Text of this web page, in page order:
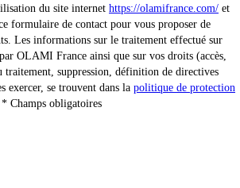
du site internet https://olamifrance.com/ et
formulaire de contact pour vous proposer de
Les informations sur le traitement effectué sur
OLAMI France ainsi que sur vos droits (accès,
suppression, définition de directives
exercer, se trouvent dans la politique de protection
Champs obligatoires